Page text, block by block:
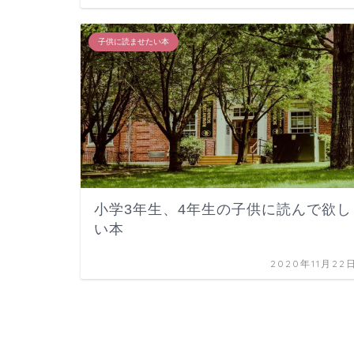
子供に読ませたい本
小学3年生、4年生の子供に読んで欲し
い本
2020年11月22